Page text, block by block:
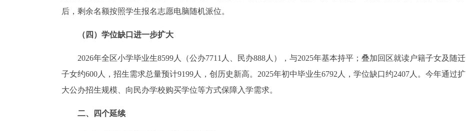
后，剩余名额按照学生报名志愿电脑随机派位。
（四）学位缺口进一步扩大
2026年全区小学毕业生8599人（公办7711人、民办888人），与2025年基本持平；叠加回区就读户籍子女及随迁
子女约600人，招生需求总量预计9199人，创历史新高。2025年初中毕业生6792人，学位缺口约2407人。今年通过扩
大公办招生规模、向民办学校购买学位等方式保障入学需求。
二、四个延续